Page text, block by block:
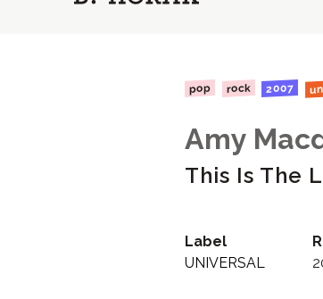
pop rock 2007
Amy
This Is The
Label
UNIVERSAL